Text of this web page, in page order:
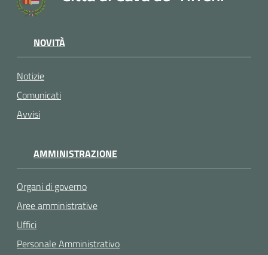
NOVITÀ
Notizie
Comunicati
Avvisi
AMMINISTRAZIONE
Organi di governo
Aree amministrative
Uffici
Personale Amministrativo